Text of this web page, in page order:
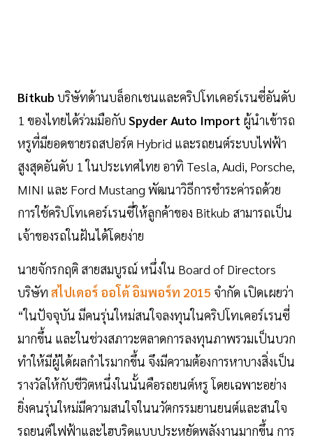
Bitkub บริษัทด้านบล็อกเชนและคริปโทเคอร์เรนซี่อันดับ
1 ของไทยได้ร่วมมือกับ Spyder Auto Import ผู้นำเข้ารถ
หรูที่มียอดขายรถสปอร์ต Hybrid และรถยนต์ระบบไฟฟ้า
สูงสุดอันดับ 1 ในประเทศไทย อาทิ Tesla, Audi, Porsche,
MINI และ Ford Mustang พัฒนาวิธีการชำระค่ารถด้วย
การใช้คริปโทเคอร์เรนซี่ให้ลูกค้าของ Bitkub สามารถเป็น
เจ้าของรถในฝันได้โดยง่าย
นายจักรกฤติ สายสมบูรณ์ หนึ่งใน Board of Directors
บริษัท สไปเดอร์ ออโต้ อิมพอร์ท 2015 จำกัด เปิดเผยว่า
“ในปัจจุบัน มีคนรุ่นใหม่สนใจลงทุนในคริปโทเคอร์เรนซี่
มากขึ้น และในช่วงสภาวะตลาดการลงทุนภาพรวมเป็นบวก
ทำให้มีผู้ได้ผลกำไรมากขึ้น จึงมีความต้องการหาบางสิ่งเป็น
รางวัลให้กับชีวิตหนึ่งในนั้นคือรถยนต์หรู โดยเฉพาะอย่าง
ยิ่งคนรุ่นใหม่มีความสนใจในนวัตกรรมยานยนต์และสนใจ
รถยนต์ไฟฟ้าและไฮบริดแบบประหยัดพลังงานมากขึ้น การ